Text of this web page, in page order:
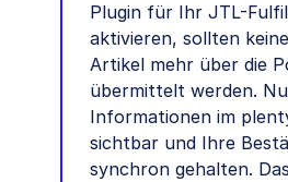
Plugin für Ihr JTL-
aktivieren, sollten
Artikel mehr über die
übermittelt werden.
Informationen im
sichtbar und Ihre
synchron gehalten.